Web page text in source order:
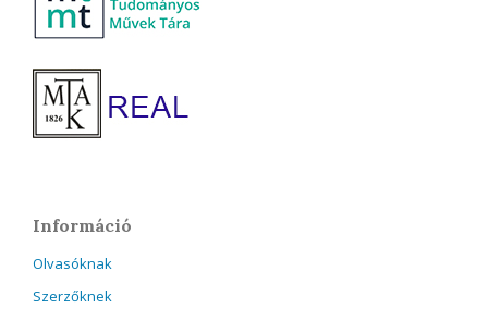
Információ
Olvasóknak
Szerzőknek